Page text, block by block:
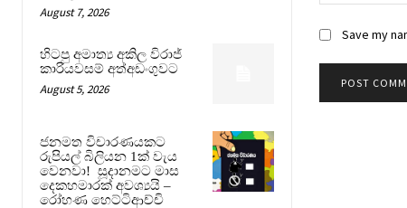
August 7, 2026
හිටපු අමාත්‍ය අකිල විරාජ්
කාරියවසම් අත්අඩංගුවට
August 5, 2026
ජනමත විචාරණයකට
රුපියල් බිලියන 1ක් වැය
වෙනවා! සූදානමට මාස
දෙකහමාරක් අවශ්‍යයි –
රෝහණ හෙට්ටිආච්චි
Save my